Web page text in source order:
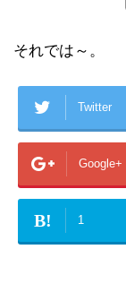
それでは～。
Twitter
Google+
B! 1